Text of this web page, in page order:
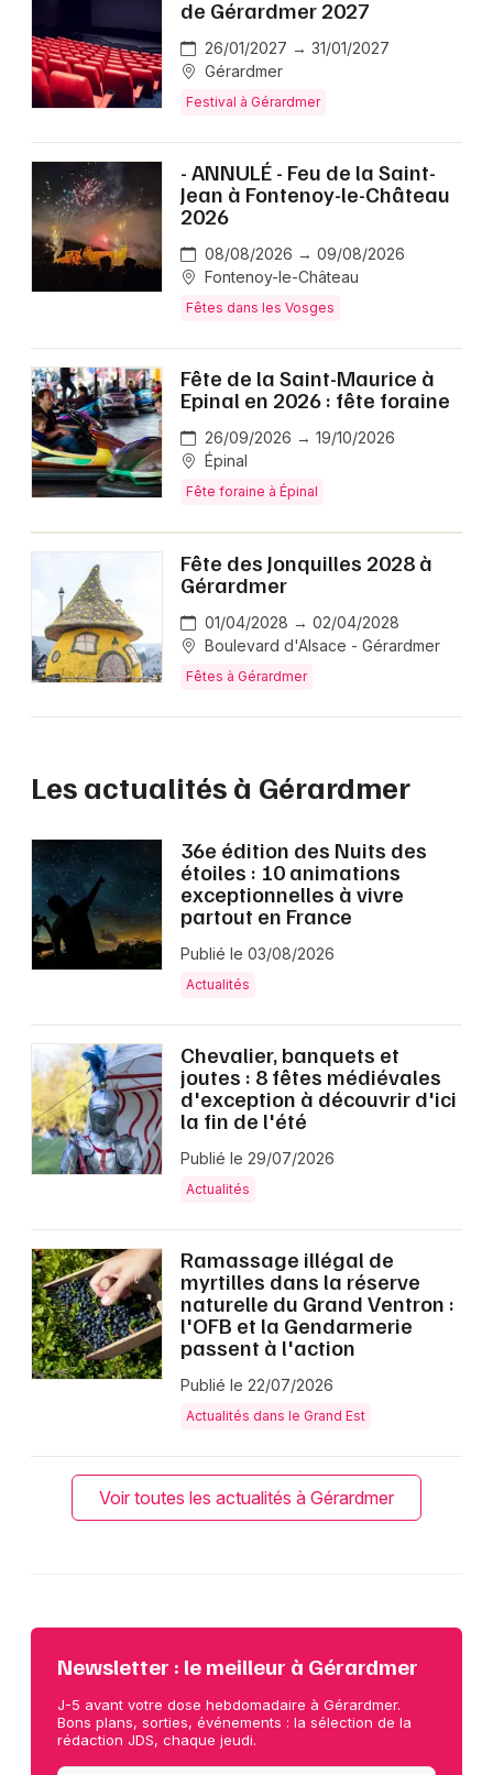
de Gérardmer 2027
26/01/2027 → 31/01/2027
Gérardmer
Festival à Gérardmer
- ANNULÉ - Feu de la Saint-
Jean à Fontenoy-le-Château
2026
08/08/2026 → 09/08/2026
Fontenoy-le-Château
Fêtes dans les Vosges
Fête de la Saint-Maurice à
Epinal en 2026 : fête foraine
26/09/2026 → 19/10/2026
Épinal
Fête foraine à Épinal
Fête des Jonquilles 2028 à
Gérardmer
01/04/2028 → 02/04/2028
Boulevard d'Alsace - Gérardmer
Fêtes à Gérardmer
Les actualités à Gérardmer
36e édition des Nuits des
étoiles : 10 animations
exceptionnelles à vivre
partout en France
Publié le 03/08/2026
Actualités
Chevalier, banquets et
joutes : 8 fêtes médiévales
d'exception à découvrir d'ici
la fin de l'été
Publié le 29/07/2026
Actualités
Ramassage illégal de
myrtilles dans la réserve
naturelle du Grand Ventron :
l'OFB et la Gendarmerie
passent à l'action
Publié le 22/07/2026
Actualités dans le Grand Est
Voir toutes les actualités à Gérardmer
Newsletter : le meilleur à Gérardmer
J-5 avant votre dose hebdomadaire à Gérardmer.
Bons plans, sorties, événements : la sélection de la
rédaction JDS, chaque jeudi.